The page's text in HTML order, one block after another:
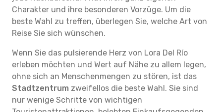
Charakter und ihre besonderen Vorzüge. Um die
beste Wahl zu treffen, überlegen Sie, welche Art von
Reise Sie sich wünschen.
Wenn Sie das pulsierende Herz von Lora Del Río
erleben möchten und Wert auf Nähe zu allem legen,
ohne sich an Menschenmengen zu stören, ist das
Stadtzentrum zweifellos die beste Wahl. Sie sind
nur wenige Schritte von wichtigen